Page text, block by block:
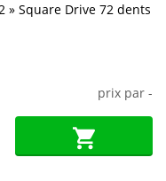
» Square Drive 72 dents
prix par -